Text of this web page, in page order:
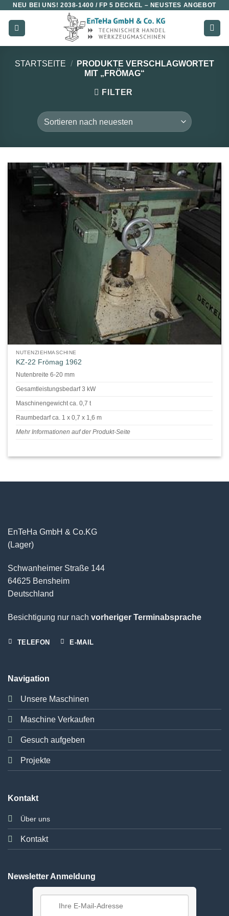
Zum
Inhalt
springen
NEU BEI UNS!2038-1400 / FP 5 DECKEL – NEUSTES ANGEBOT
STARTSEITE /
PRODUKTE VERSCHLAGWORTET
MIT „FRÖMAG“
FILTER
NUTENZIEHMASCHINE
KZ-22 Frömag 1962
Nutenbreite 6-20 mm
Gesamtleistungsbedarf 3 kW
Maschinengewicht ca. 0,7 t
Raumbedarf ca. 1 x 0,7 x 1,6 m
Mehr Informationen auf der Produkt-Seite
EnTeHa GmbH & Co.KG
(Lager)
Schwanheimer Straße 144
64625 Bensheim
Deutschland
Besichtigung nur nach vorheriger Terminabsprache
TELEFON E-MAIL
Navigation
Unsere Maschinen
Maschine Verkaufen
Gesuch aufgeben
Projekte
Kontakt
Über uns
Kontakt
Newsletter Anmeldung